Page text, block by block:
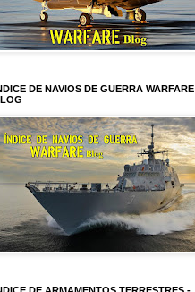
DE NAVIOS DE GUERRA WARFARE